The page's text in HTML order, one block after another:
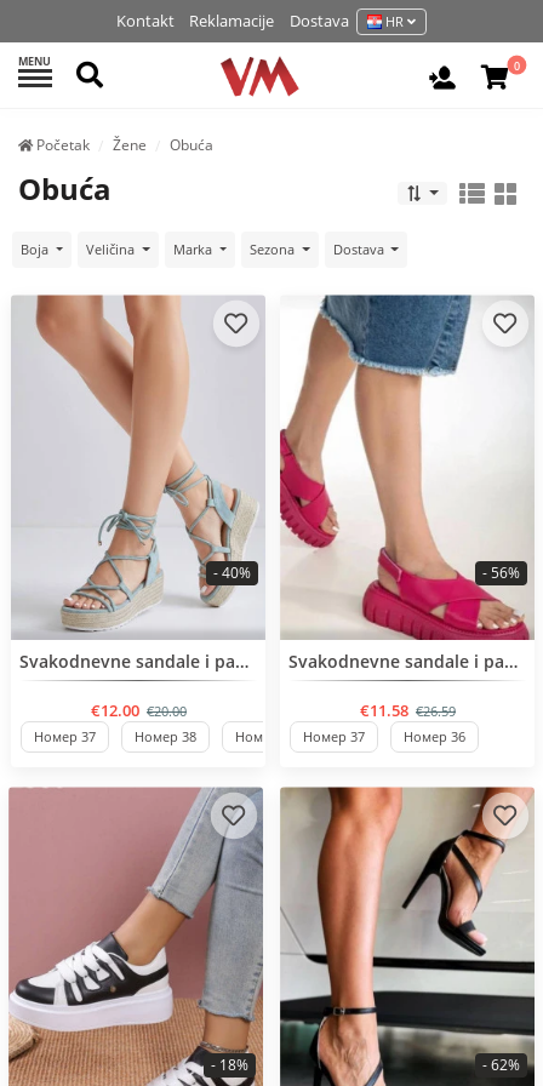
Kontakt Reklamacije Dostava HR
MENU Pretraži Prijavite
0
Početak Žene Obuća
Obuća
Boja Veličina Marka Sezona Dostava
Нов продуктSvakodnevne sandale i papuče
€12.00 €20.00
- 40%
Номер 37 Номер 38 Номер 39 Номер 40 Номер 41
BESTSELLERSvakodnevne sandale i papuče
€11.58 €26.59
- 56%
Номер 37 Номер 36
- 18% - 62%